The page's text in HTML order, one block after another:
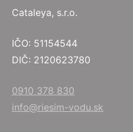
Cataleya, s.r.o.
IČO: 51154544
DIČ: 2120623780
0910 378 830
info@riesim-vodu.sk